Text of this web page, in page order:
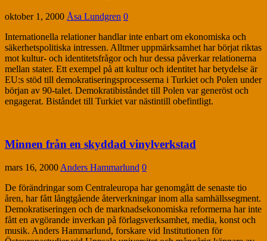
oktober 1, 2000 Åsa Lundgren 0
Internationella relationer handlar inte enbart om ekonomiska och
säkerhetspolitiska intressen. Alltmer uppmärksamhet har börjat riktas
mot kultur- och identitetsfrågor och hur dessa påverkar relationerna
mellan stater. Ett exempel på att kultur och identitet har betydelse är
EU:s stöd till demokratiseringsprocesserna i Turkiet och Polen under
början av 90-talet. Demokratibiståndet till Polen var generöst och
engagerat. Biståndet till Turkiet var nästintill obefintligt.
Minnen från en skyddad vinylverkstad
mars 16, 2000 Anders Hammarlund 0
De förändringar som Centraleuropa har genomgått de senaste tio
åren, har fått långtgående återverkningar inom alla samhällssegment.
Demokratiseringen och de marknadsekonomiska reformerna har inte
fått en avgörande inverkan på förlagsverksamhet, media, konst och
musik. Anders Hammarlund, forskare vid Institutionen för